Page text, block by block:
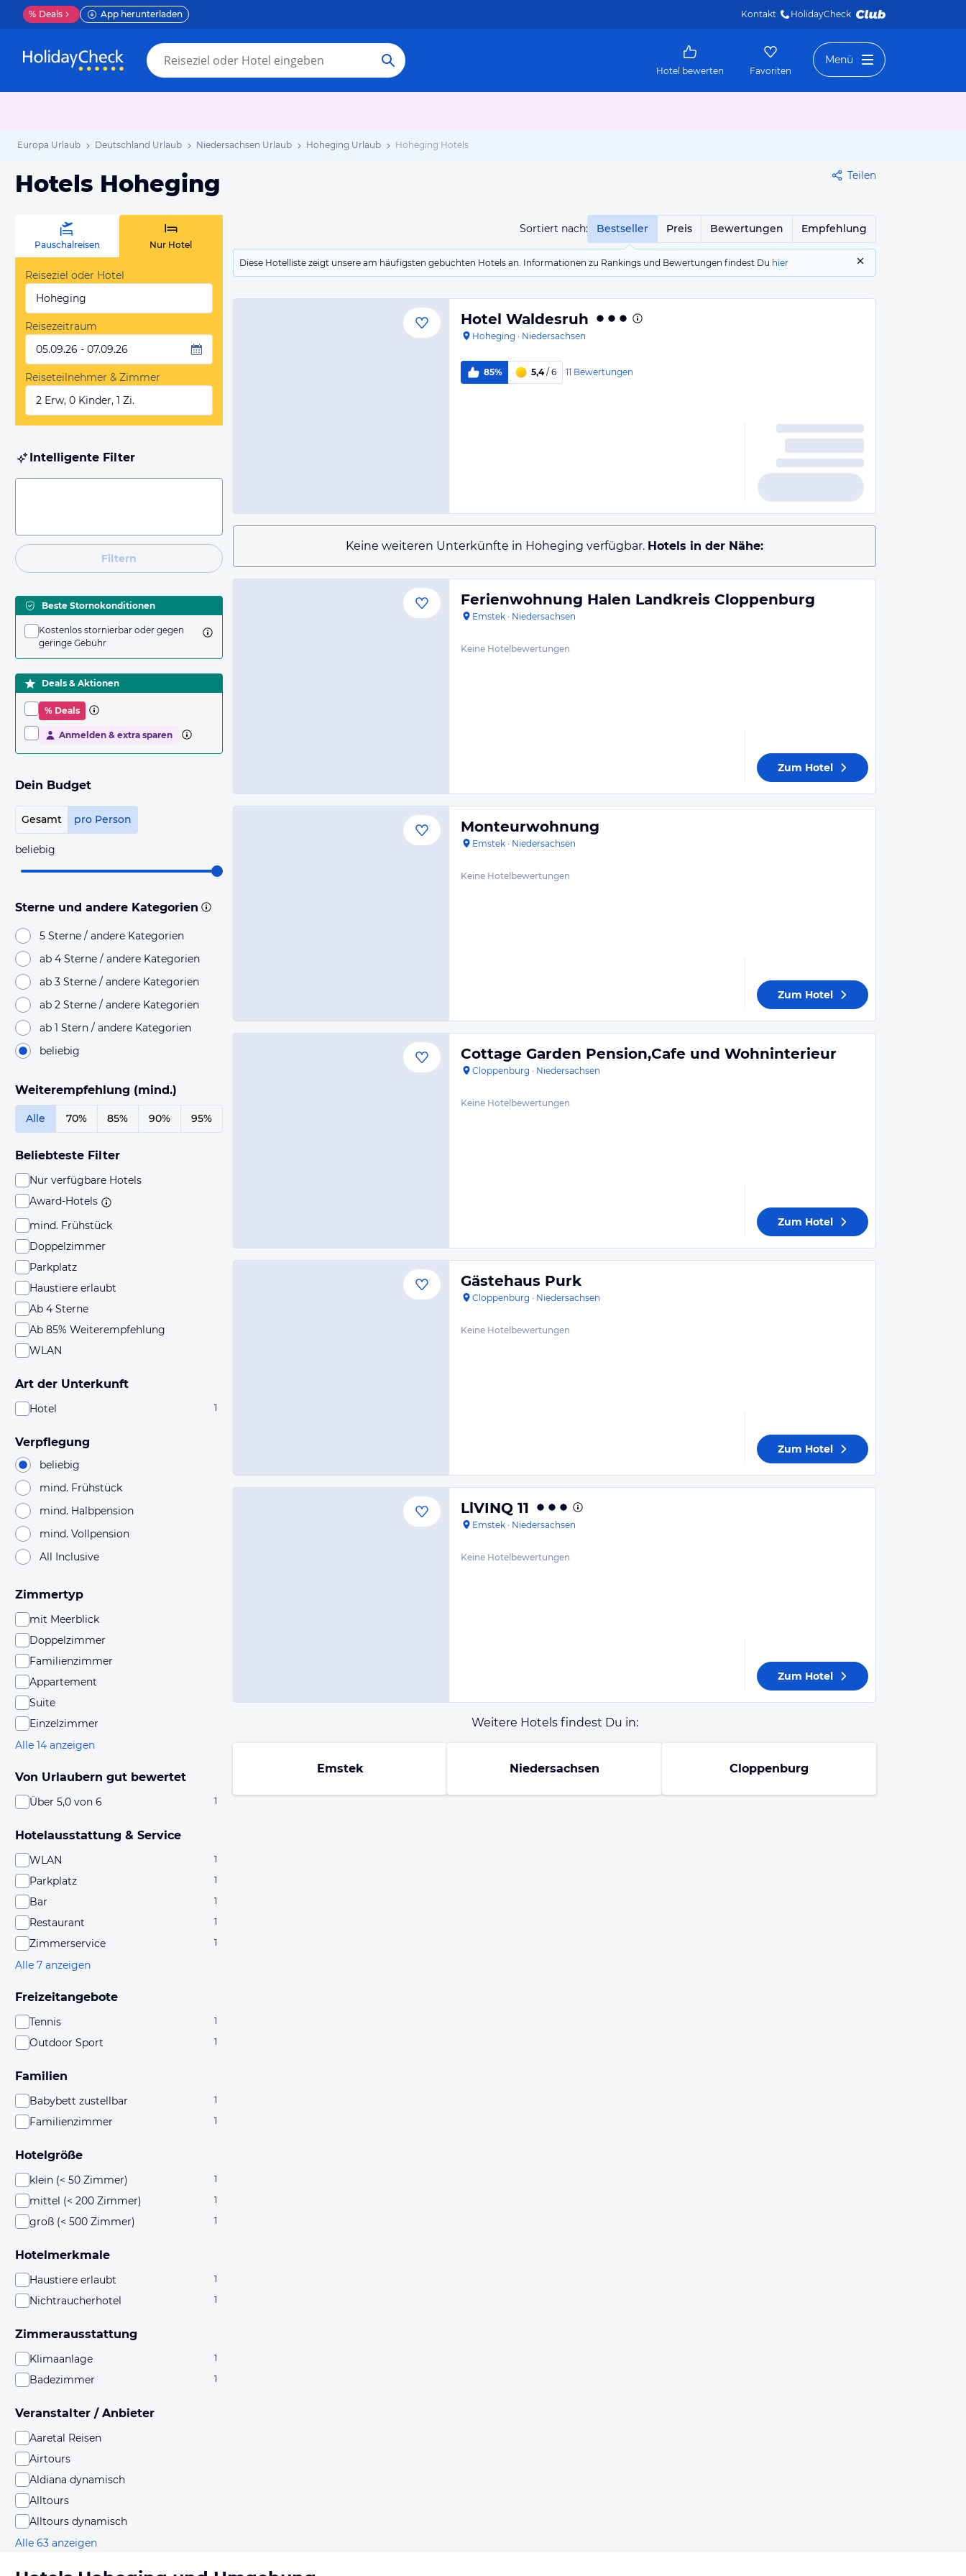
% Deals App herunterladen Kontakt HolidayCheck
Hotel bewerten Favoriten
Menü
Europa Urlaub Deutschland Urlaub Niedersachsen Urlaub Hoheging Urlaub Hoheging Hotels
Hotels Hoheging Teilen
Sortiert nach: Bestseller Preis Bewertungen Empfehlung
Diese Hotelliste zeigt unsere am häufigsten gebuchten Hotels an. Informationen zu Rankings und Bewertungen findest Du hier
Pauschalreisen Nur Hotel
Reiseziel oder Hotel
Hoheging
Reisezeitraum
05.09.26 - 07.09.26
Reiseteilnehmer & Zimmer
2 Erw, 0 Kinder, 1 Zi.
Intelligente Filter
Filtern
Beste Stornokonditionen
Kostenlos stornierbar oder gegen
geringe Gebühr
Deals & Aktionen
% Deals
Anmelden & extra sparen
Dein Budget
Gesamt pro Person
beliebig
Sterne und andere Kategorien
5 Sterne / andere Kategorien
ab 4 Sterne / andere Kategorien
ab 3 Sterne / andere Kategorien
ab 2 Sterne / andere Kategorien
ab 1 Stern / andere Kategorien
beliebig
Weiterempfehlung (mind.)
Alle 70% 85% 90% 95%
Beliebteste Filter
Nur verfügbare Hotels
Award-Hotels
mind. Frühstück
Doppelzimmer
Parkplatz
Haustiere erlaubt
Ab 4 Sterne
Ab 85% Weiterempfehlung
WLAN
Art der Unterkunft
Hotel 1
Verpflegung
beliebig
mind. Frühstück
mind. Halbpension
mind. Vollpension
All Inclusive
Zimmertyp
mit Meerblick
Doppelzimmer
Familienzimmer
Appartement
Suite
Einzelzimmer
Alle 14 anzeigen
Von Urlaubern gut bewertet
Über 5,0 von 6 1
Hotelausstattung & Service
WLAN 1
Parkplatz 1
Bar 1
Restaurant 1
Zimmerservice 1
Alle 7 anzeigen
Freizeitangebote
Tennis 1
Outdoor Sport 1
Familien
Babybett zustellbar 1
Familienzimmer 1
Hotelgröße
klein (< 50 Zimmer) 1
mittel (< 200 Zimmer) 1
groß (< 500 Zimmer) 1
Hotelmerkmale
Haustiere erlaubt 1
Nichtraucherhotel 1
Zimmerausstattung
Klimaanlage 1
Badezimmer 1
Veranstalter / Anbieter
Aaretal Reisen
Airtours
Aldiana dynamisch
Alltours
Alltours dynamisch
Alle 63 anzeigen
Hotel Waldesruh
Hoheging · Niedersachsen
85% 5,4/ 6 11 Bewertungen
Keine weiteren Unterkünfte in Hoheging verfügbar. Hotels in der Nähe:
Ferienwohnung Halen Landkreis Cloppenburg
Emstek · Niedersachsen
Keine Hotelbewertungen
Zum Hotel
Monteurwohnung
Emstek · Niedersachsen
Keine Hotelbewertungen
Zum Hotel
Cottage Garden Pension,Cafe und Wohninterieur
Cloppenburg · Niedersachsen
Keine Hotelbewertungen
Zum Hotel
Gästehaus Purk
Cloppenburg · Niedersachsen
Keine Hotelbewertungen
Zum Hotel
LlVINQ 11
Emstek · Niedersachsen
Keine Hotelbewertungen
Zum Hotel
Weitere Hotels findest Du in:
Emstek Niedersachsen Cloppenburg